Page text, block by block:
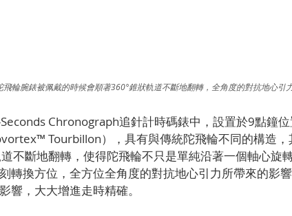
飛輪腕錶被佩戴的時候會順著360°錐狀軌道不斷地翻轉，全角度的對抗地心引
Chronograph追針計時碼錶中，設置於9點鐘
Tourbillon），具有與傳統陀飛輪不同的構造
不斷地翻轉，使得陀飛輪不只是單純沿著一個軸心旋
轉換方位，全方位全角度的對抗地心引力所帶來的影
響，大大增進走時精確。